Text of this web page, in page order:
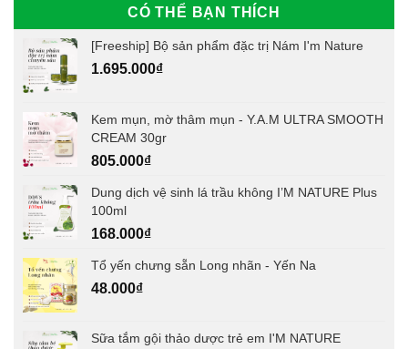
CÓ THỂ BẠN THÍCH
[Freeship] Bộ sản phẩm đặc trị Nám I'm Nature
1.695.000₫
Kem mụn, mờ thâm mụn - Y.A.M ULTRA SMOOTH
CREAM 30gr
805.000₫
Dung dịch vệ sinh lá trầu không I’M NATURE Plus
100ml
168.000₫
Tổ yến chưng sẵn Long nhãn - Yến Na
48.000₫
Sữa tắm gội thảo dược trẻ em I'M NATURE